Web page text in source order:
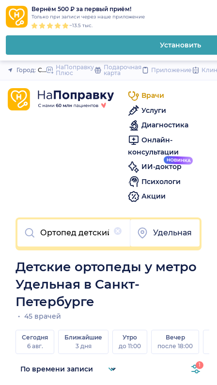
Вернём 500 ₽ за первый приём!
Только при записи через наше приложение
~13.5 тыс.
Установить
Закрыть
Город: Санкт-Петербург
НаПоправку
Плюс
Подарочная
карта
Приложение
Врачи
Услуги
Диагностика
Онлайн-
консультации
ИИ-доктор
Психологи
Акции
Очистить
Удельная
Детские ортопеды у метро
Удельная в Санкт-
Петербурге
45 врачей
Сегодня
6 авг.
Ближайшие
3 дня
Утро
до 11:00
Вечер
после 18:00
1